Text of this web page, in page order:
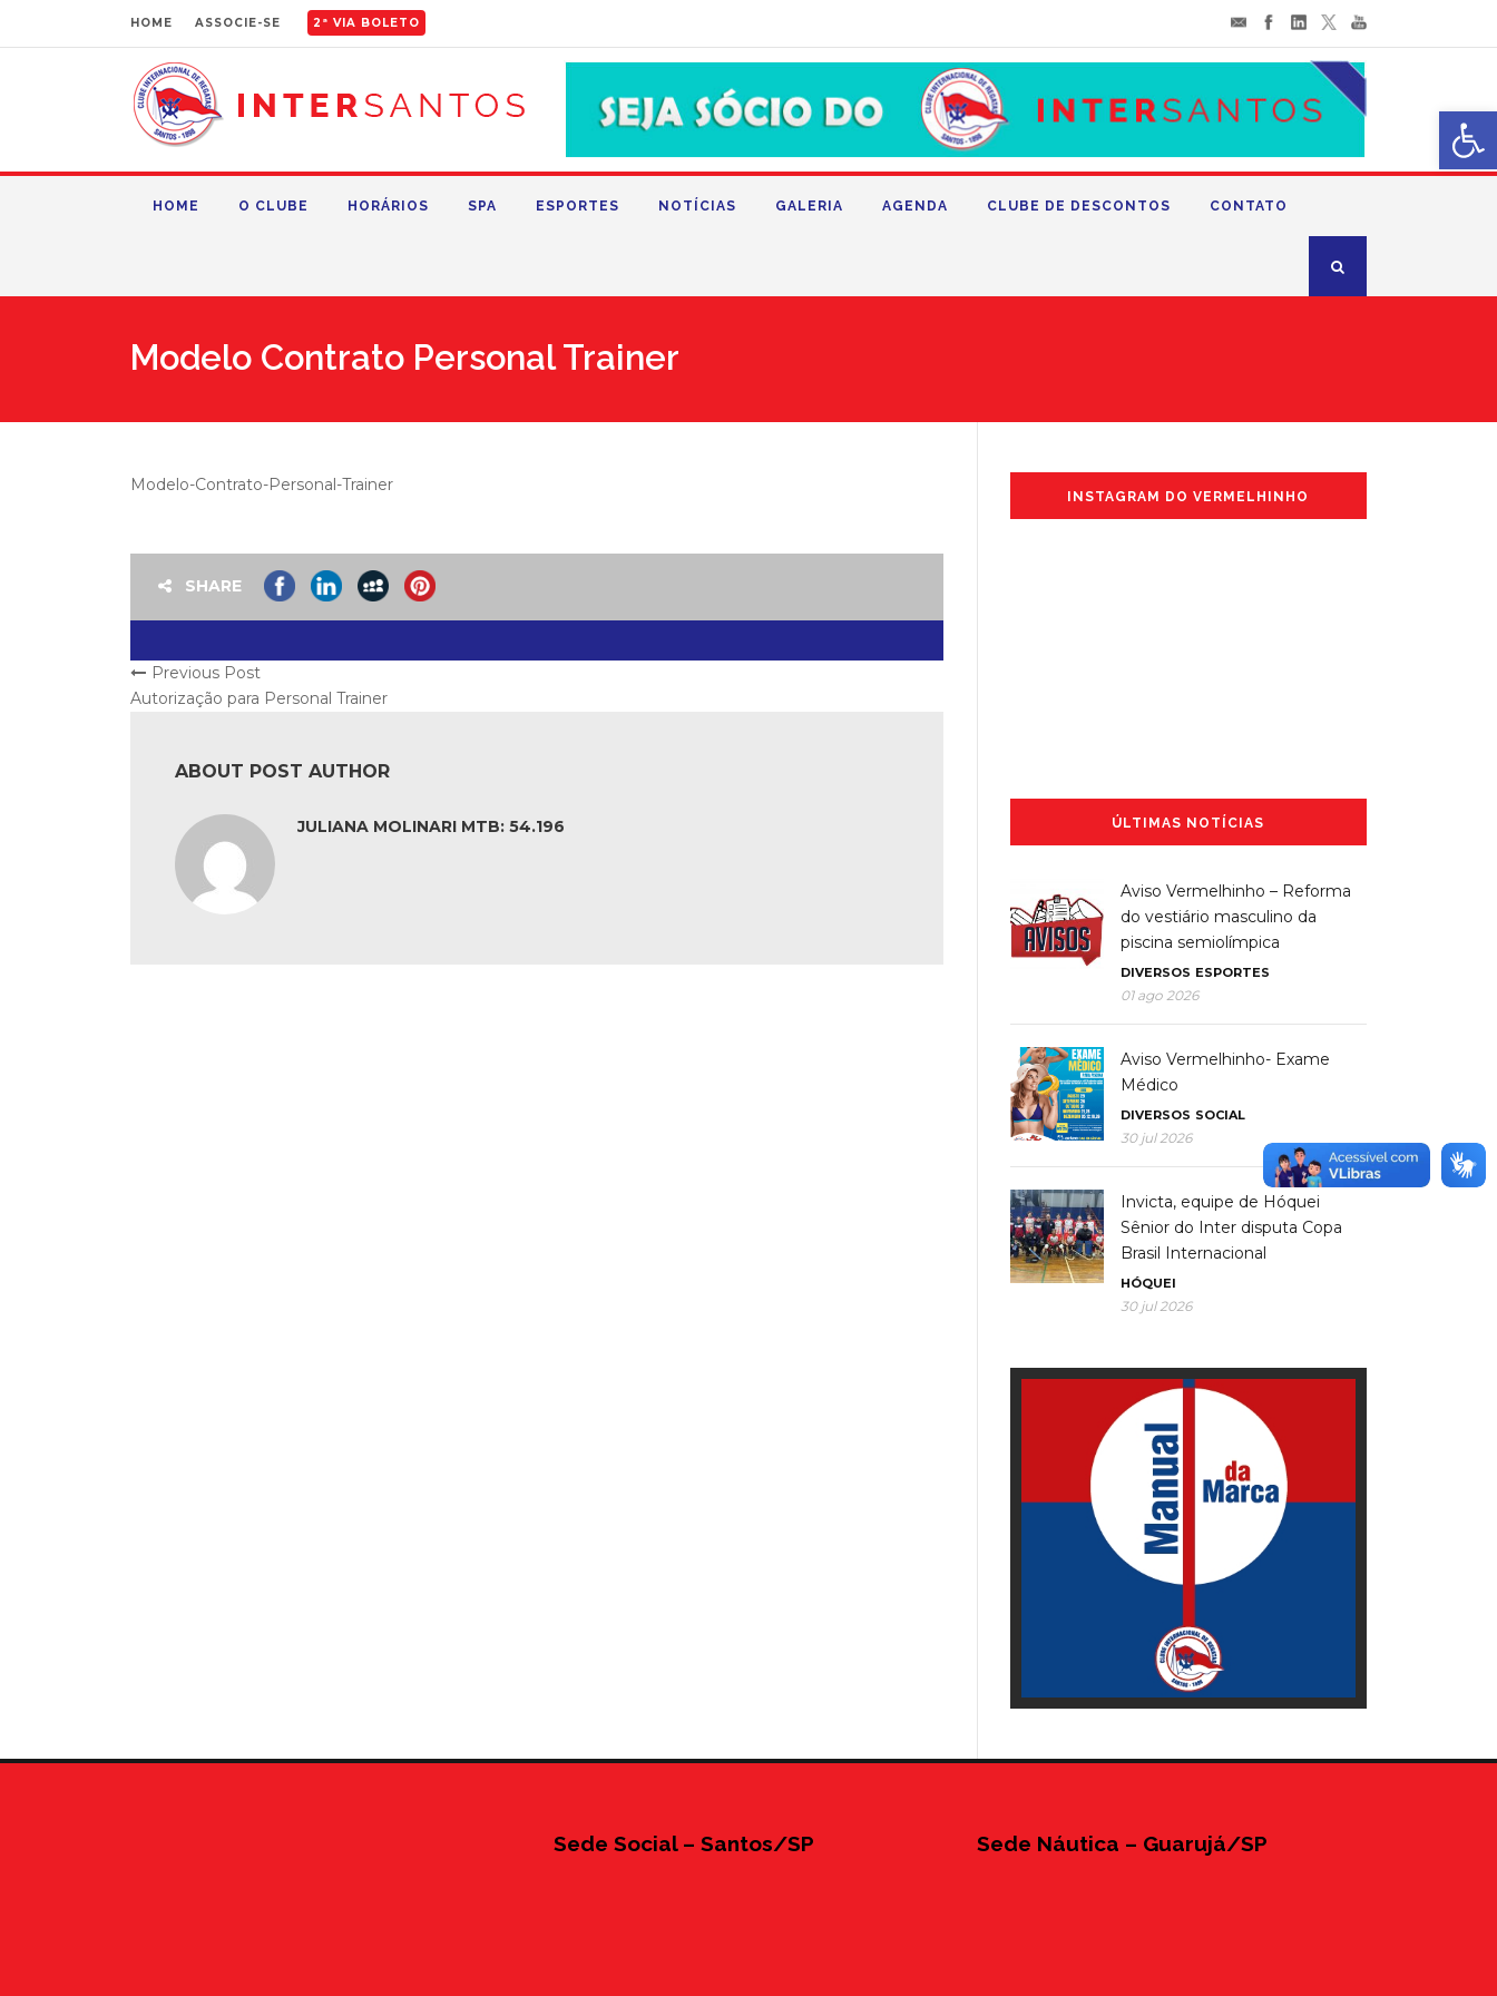
HOME ASSOCIE-SE 2ª VIA BOLETO
HOME O CLUBE HORÁRIOS SPA ESPORTES NOTÍCIAS GALERIA AGENDA CLUBE DE DESCONTOS CONTATO
Modelo Contrato Personal Trainer
Modelo-Contrato-Personal-Trainer
SHARE
Previous Post
Autorização para Personal Trainer
ABOUT POST AUTHOR
JULIANA MOLINARI MTB: 54.196
INSTAGRAM DO VERMELHINHO
ÚLTIMAS NOTÍCIAS
Aviso Vermelhinho – Reforma
do vestiário masculino da
piscina semiolímpica
DIVERSOS ESPORTES
01 ago 2026
Aviso Vermelhinho- Exame
Médico
DIVERSOS SOCIAL
30 jul 2026
Invicta, equipe de Hóquei
Sênior do Inter disputa Copa
Brasil Internacional
HÓQUEI
30 jul 2026
Sede Social – Santos/SP Sede Náutica – Guarujá/SP
Abrir